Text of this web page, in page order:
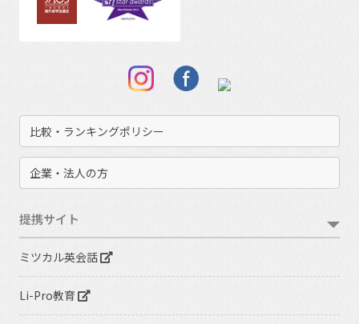
比較・ランキングポリシー
企業・法人の方
提携サイト
ミツカル英会話
Li-Pro教育